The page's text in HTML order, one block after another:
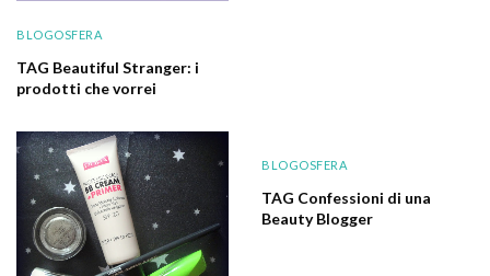
BLOGOSFERA
TAG Beautiful Stranger: i
prodotti che vorrei
BLOGOSFERA
TAG Confessioni di una
Beauty Blogger